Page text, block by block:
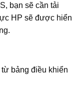
bạn sẽ cần tải
HP sẽ được hiển
bảng điều khiển